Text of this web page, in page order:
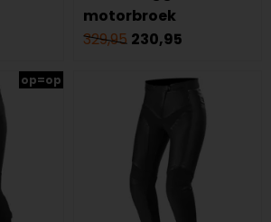
motorbroek
329,95 230,95
op=op